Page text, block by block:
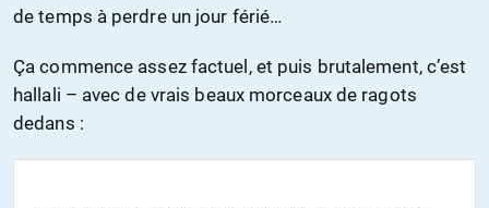
de temps à perdre un jour férié…
Ça commence assez factuel, et puis brutalement, c’est
hallali – avec de vrais beaux morceaux de ragots
dedans :